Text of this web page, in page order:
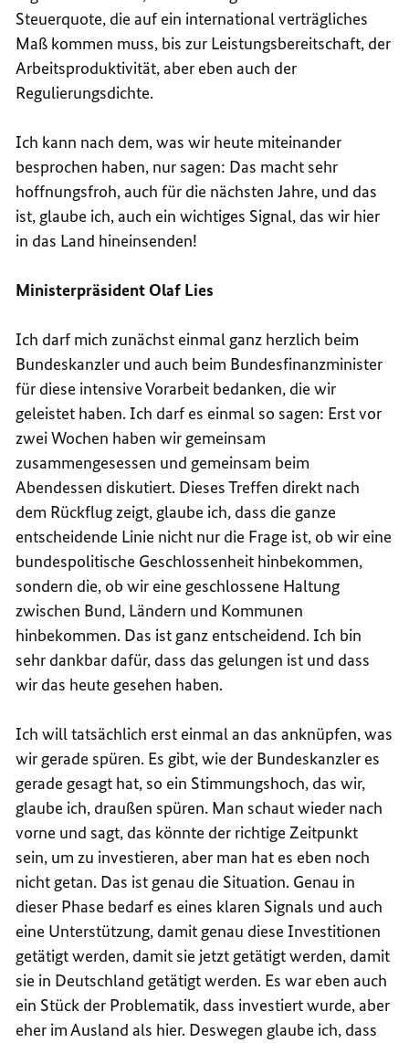
Steuerquote, die auf ein international verträgliches
Maß kommen muss, bis zur Leistungsbereitschaft, der
Arbeitsproduktivität, aber eben auch der
Regulierungsdichte.
Ich kann nach dem, was wir heute miteinander
besprochen haben, nur sagen: Das macht sehr
hoffnungsfroh, auch für die nächsten Jahre, und das
ist, glaube ich, auch ein wichtiges Signal, das wir hier
in das Land hineinsenden!
Ministerpräsident Olaf Lies
Ich darf mich zunächst einmal ganz herzlich beim
Bundeskanzler und auch beim Bundesfinanzminister
für diese intensive Vorarbeit bedanken, die wir
geleistet haben. Ich darf es einmal so sagen: Erst vor
zwei Wochen haben wir gemeinsam
zusammengesessen und gemeinsam beim
Abendessen diskutiert. Dieses Treffen direkt nach
dem Rückflug zeigt, glaube ich, dass die ganze
entscheidende Linie nicht nur die Frage ist, ob wir eine
bundespolitische Geschlossenheit hinbekommen,
sondern die, ob wir eine geschlossene Haltung
zwischen Bund, Ländern und Kommunen
hinbekommen. Das ist ganz entscheidend. Ich bin
sehr dankbar dafür, dass das gelungen ist und dass
wir das heute gesehen haben.
Ich will tatsächlich erst einmal an das anknüpfen, was
wir gerade spüren. Es gibt, wie der Bundeskanzler es
gerade gesagt hat, so ein Stimmungshoch, das wir,
glaube ich, draußen spüren. Man schaut wieder nach
vorne und sagt, das könnte der richtige Zeitpunkt
sein, um zu investieren, aber man hat es eben noch
nicht getan. Das ist genau die Situation. Genau in
dieser Phase bedarf es eines klaren Signals und auch
eine Unterstützung, damit genau diese Investitionen
getätigt werden, damit sie jetzt getätigt werden, damit
sie in Deutschland getätigt werden. Es war eben auch
ein Stück der Problematik, dass investiert wurde, aber
eher im Ausland als hier. Deswegen glaube ich, dass